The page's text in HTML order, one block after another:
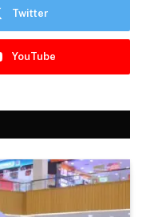
Twitter
YouTube